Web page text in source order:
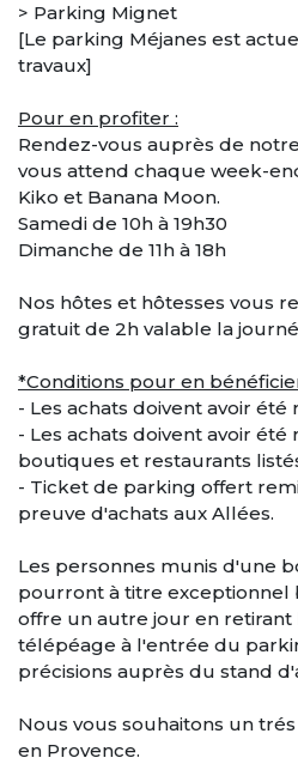
> Parking Mignet
[Le parking Méjanes est
travaux]
Pour en profiter :
Rendez-vous auprès de
vous attend chaque week-
Kiko et Banana Moon.
Samedi de 10h à 19h30
Dimanche de 11h à 18h
Nos hôtes et hôtesses vous
gratuit de 2h valable la
*Conditions pour en
- Les achats doivent avoir
- Les achats doivent avoir été
boutiques et restaurants
- Ticket de parking offert
preuve d'achats aux Allées.
Les personnes munis d'une
pourront à titre exceptionnel
offre un autre jour en retirant
télépéage à l'entrée du
précisions auprès du stand
Nous vous souhaitons un
en Provence.